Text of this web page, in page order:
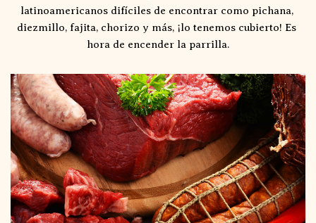
latinoamericanos difíciles de encontrar como pichana,
diezmillo, fajita, chorizo y más, ¡lo tenemos cubierto! Es
hora de encender la parrilla.